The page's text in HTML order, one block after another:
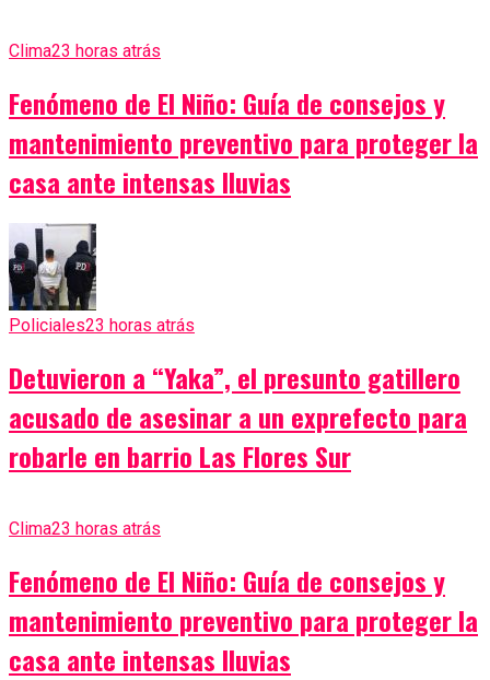
Clima23 horas atrás
Fenómeno de El Niño: Guía de consejos y
mantenimiento preventivo para proteger la
casa ante intensas lluvias
Policiales23 horas atrás
Detuvieron a “Yaka”, el presunto gatillero
acusado de asesinar a un exprefecto para
robarle en barrio Las Flores Sur
Clima23 horas atrás
Fenómeno de El Niño: Guía de consejos y
mantenimiento preventivo para proteger la
casa ante intensas lluvias